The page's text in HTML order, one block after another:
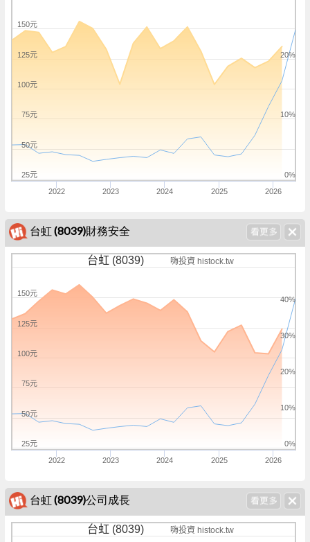
2022 2023 2024 2025 2026
0%
10%
20%
25元
50元
75元
100元
125元
150元
台虹 (8039)財務安全
台虹 (8039) 嗨投資 histock.tw
2022 2023 2024 2025 2026
0%
10%
20%
30%
40%
25元
50元
75元
100元
125元
150元
台虹 (8039)公司成長
台虹 (8039) 嗨投資 histock.tw